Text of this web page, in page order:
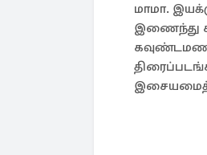
மாமா.
இணைந்து